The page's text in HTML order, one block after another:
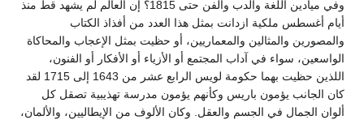
وفي ميادين اللغة والدب والفن حتى 1815؟ إن العالم لم يشهد قط منذ
أيام أغسطس ملكية ازدانت بمثل هذا العدد من أفذاذ الكتاب
والمصورين والمثالين والمعماريين، أو حظيت بمثل الإعجاب والمحاكاة
الواسعين، سواء في آداب المجتمع أو الأزياء أو الأفكار أو الفنون،
اللذين حظيت بهما حكومة لويس الرابع عشر من 1643 إلى 1715 لقد
كان الجانب يؤمون باريس وكأنهم يؤمون مدرسة تهذيبية تصقل كل
ألوان الجمال في الجسم والعقل. وكان الألوف من الإيطاليين، والألمان،